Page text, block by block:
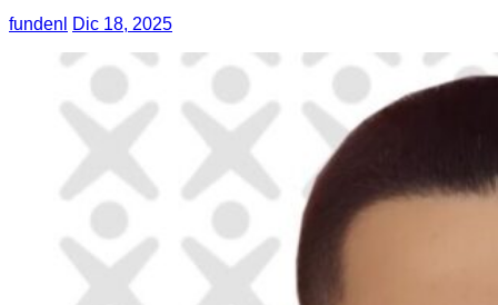
fundenl Dic 18, 2025